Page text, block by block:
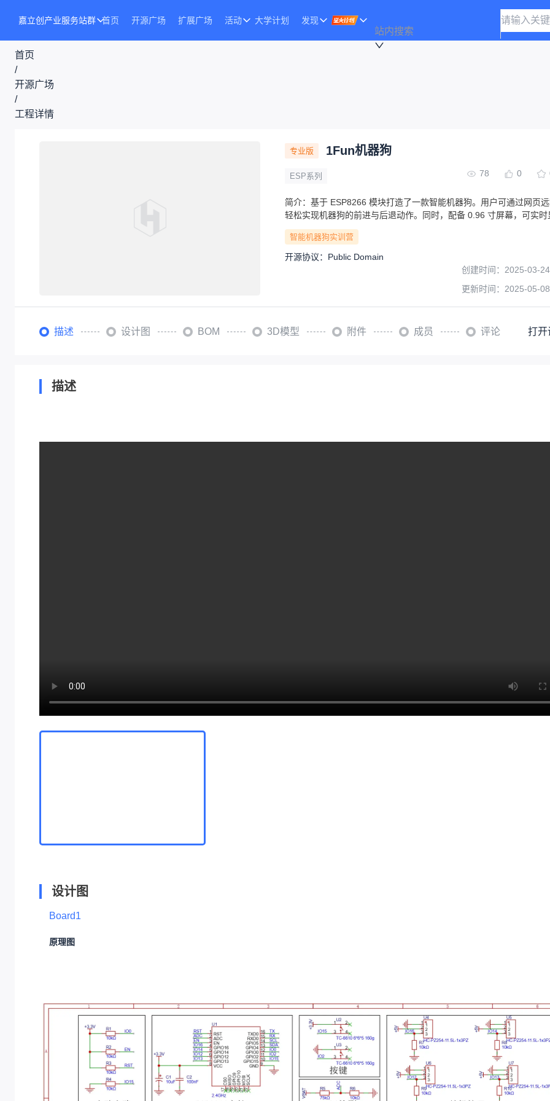
嘉立创产业服务站群 首页 开源广场 扩展广场 活动 大学计划 发现
站内搜索
首页
/
开源广场
/
工程详情
专业版 1Fun机器狗
ESP系列 78 0
简介： 基于 ESP8266 模块打造了一款智能机器狗。用户可通过网页
轻松实现机器狗的前进与后退动作。同时，配备 0.96 寸屏幕，可实时
气、时间以及丰富多样的表情变化。
智能机器狗实训营
开源协议： Public Domain
创建时间： 2025-03-
更新时间： 2025-05-
描述 设计图 BOM 3D模型 附件 成员 评论 打开
描述
设计图
Board1
原理图